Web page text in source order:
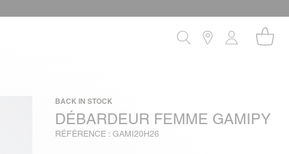
BACK IN STOCK
DÉBARDEUR FEMME GAMIPY
RÉFÉRENCE : GAMI20H26